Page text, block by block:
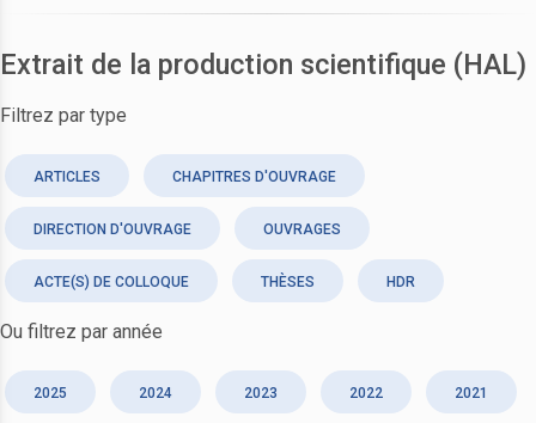
Extrait de la production scientifique (HAL)
Filtrez par type
ARTICLES CHAPITRES D'OUVRAGE
DIRECTION D'OUVRAGE OUVRAGES
ACTE(S) DE COLLOQUE THÈSES HDR
Ou filtrez par année
2025 2024 2023 2022 2021